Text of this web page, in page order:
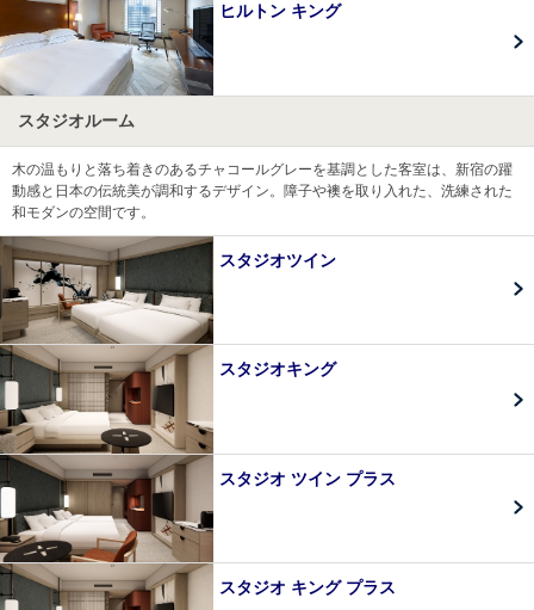
ヒルトン キング
スタジオルーム
木の温もりと落ち着きのあるチャコールグレーを基調とした客室は、新宿の躍
動感と日本の伝統美が調和するデザイン。障子や襖を取り入れた、洗練された
和モダンの空間です。
スタジオツイン
スタジオキング
スタジオ ツイン プラス
スタジオ キング プラス